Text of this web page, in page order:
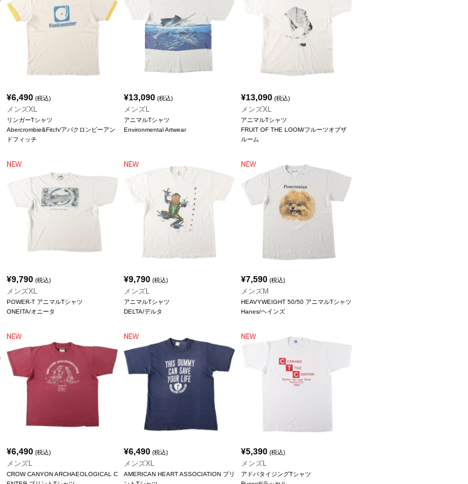
¥6,490 (税込)
メンズXL
リンガーTシャツ
Abercrombie&Fitch/アバクロンビーアン
ドフィッチ
¥13,090 (税込)
メンズL
アニマルTシャツ
Environmental Artwear
¥13,090 (税込)
メンズXL
アニマルTシャツ
FRUIT OF THE LOOM/フルーツオブザ
ルーム
¥9,790 (税込)
メンズXL
POWER-T アニマルTシャツ
ONEITA/オニータ
¥9,790 (税込)
メンズL
アニマルTシャツ
DELTA/デルタ
¥7,590 (税込)
メンズM
HEAVYWEIGHT 50/50 アニマルTシャツ
Hanes/ヘインズ
¥6,490 (税込)
メンズL
CROW CANYON ARCHAEOLOGICAL C
¥6,490 (税込)
メンズXL
AMERICAN HEART ASSOCIATION プリ
¥5,390 (税込)
メンズL
アドバタイジングTシャツ